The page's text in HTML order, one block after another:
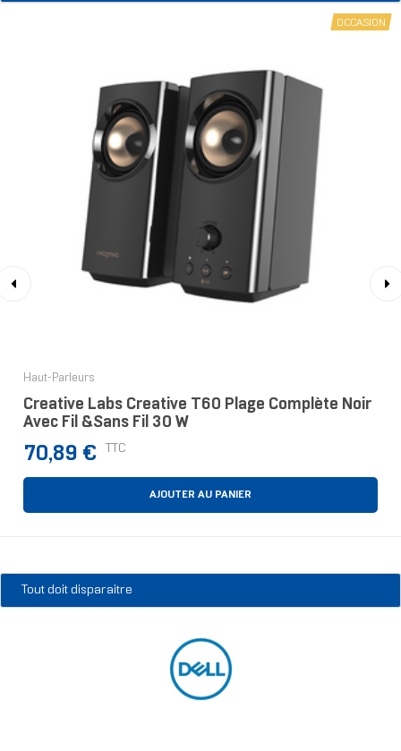
OCCASION
Haut-Parleurs
Creative Labs Creative T60 Plage Complète Noir
Avec Fil &sans Fil 30 W
Prix
70,89 € TTC
AJOUTER AU PANIER
Tout doit disparaitre